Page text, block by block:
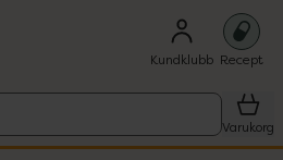
Kundklubb Recept
Varukorg